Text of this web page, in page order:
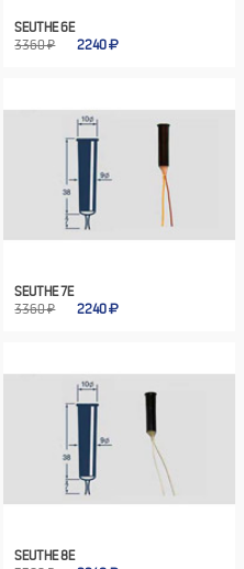
SEUTHE 6E
3360 ₽
2240
SEUTHE 7E
3360 ₽
2240
SEUTHE 8E